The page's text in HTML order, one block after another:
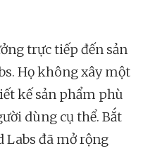
trực tiếp đến sản
Họ không xây một
kế sản phẩm phù
dùng cụ thể. Bắt
Labs đã mở rộng